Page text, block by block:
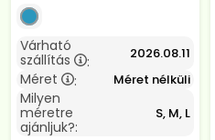
Várható
szállítás
: 2026.08.11
Méret : Méret nélküli
Milyen
méretre
ajánljuk?:
S, M, L